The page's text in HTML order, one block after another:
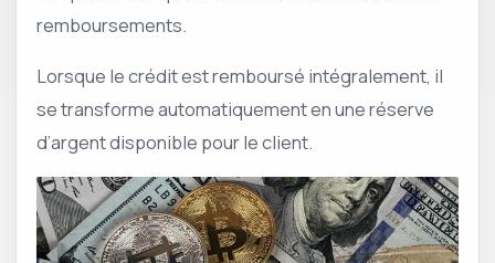
remboursements.
Lorsque le crédit est remboursé intégralement, il
se transforme automatiquement en une réserve
d’argent disponible pour le client.